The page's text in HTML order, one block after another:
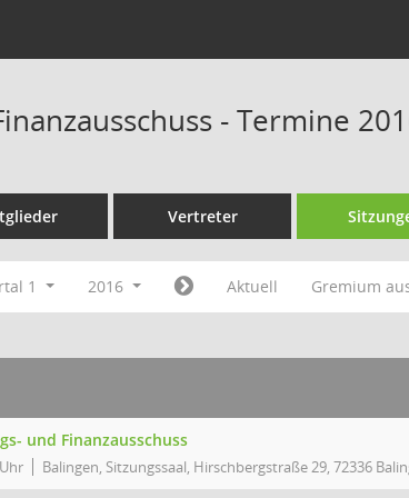
- Termine
Vertreter
1 2016 Aktuell Gremium
und Finanzausschuss
Balingen, Sitzungssaal, Hirschbergstraße 29, 72336